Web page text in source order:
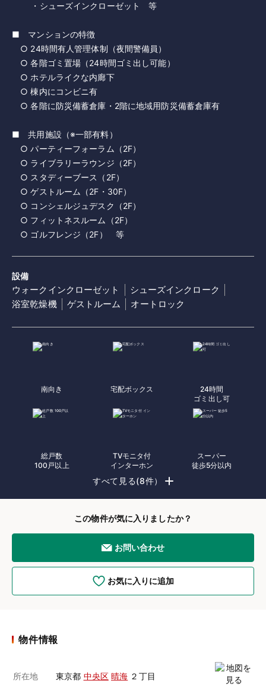
・シューズインクローゼット 等
■ マンションの特徴
○ 24時間有人管理体制（夜間警備員）
○ 各階ゴミ置場（24時間ゴミ出し可能）
○ ホテルライクな内廊下
○ 棟内にコンビニ有
○ 各階に防災備蓄倉庫・2階に地域用防災備蓄倉庫有
■ 共用施設（※一部有料）
○ パーティーフォーラム（2F）
○ ライブラリーラウンジ（2F）
○ スタディーブース（2F）
○ ゲストルーム（2F・30F）
○ コンシェルジュデスク（2F）
○ フィットネスルーム（2F）
○ ゴルフレンジ（2F） 等
設備
ウォークインクローゼット
シューズインクローク
浴室乾燥機
ゲストルーム オートロック
南向き 宅配ボックス
24時間
ゴミ出し可
総戸数
100戸以上
TVモニタ付
インターホン
スーパー
徒歩5分以内
すべて見る(8件）
この物件が気に入りましたか？
お問い合わせ
お気に入りに追加
物件情報
所在地 東京都 中央区 晴海 ２丁目